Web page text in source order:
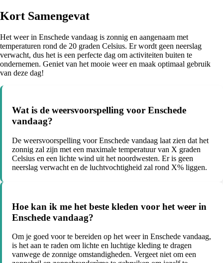
Kort Samengevat
Het weer in Enschede vandaag is zonnig en aangenaam met
temperaturen rond de 20 graden Celsius. Er wordt geen neerslag
verwacht, dus het is een perfecte dag om activiteiten buiten te
ondernemen. Geniet van het mooie weer en maak optimaal gebruik
van deze dag!
Wat is de weersvoorspelling voor Enschede
vandaag?
De weersvoorspelling voor Enschede vandaag laat zien dat het
zonnig zal zijn met een maximale temperatuur van X graden
Celsius en een lichte wind uit het noordwesten. Er is geen
neerslag verwacht en de luchtvochtigheid zal rond X% liggen.
Hoe kan ik me het beste kleden voor het weer in
Enschede vandaag?
Om je goed voor te bereiden op het weer in Enschede vandaag,
is het aan te raden om lichte en luchtige kleding te dragen
vanwege de zonnige omstandigheden. Vergeet niet om een